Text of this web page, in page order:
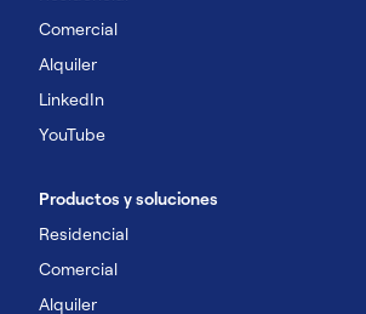
Comercial
Alquiler
LinkedIn
YouTube
Productos y soluciones
Residencial
Comercial
Alquiler